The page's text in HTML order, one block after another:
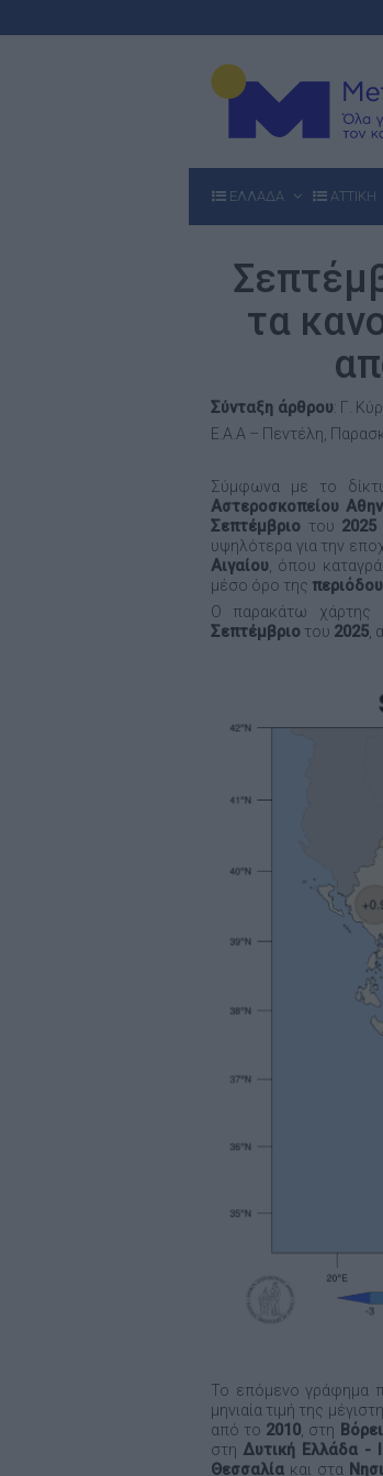
ΕΛΛΑΔΑ ΑΤΤΙΚΗ
τα
Σύνταξη άρθρου: Γ.
Ε.Α.Α – Πεντέλη,
Σύμφωνα με το
Αστεροσκοπείου
Σεπτέμβριο του 2025
υψηλότερα για την
Αιγαίου , όπου
μέσο όρο της περιόδου
Ο παρακάτω χάρτης
Σεπτέμβριο του 2025 ,
Το επόμενο γράφημα
μηνιαία τιμή της
από το 2010 , στη
στη Δυτική Ελλάδα -
Θεσσαλία και στα